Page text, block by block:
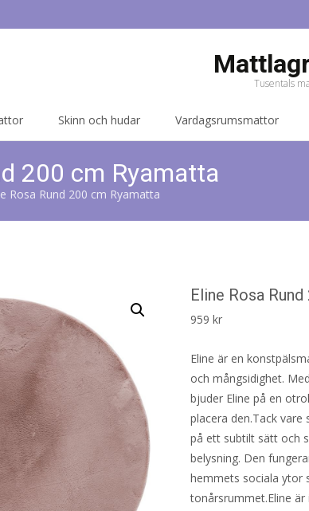
Tusentals
Skinn och hudar Vardagsrumsmattor
200 cm Ryamatta
Rosa Rund 200 cm Ryamatta
Eline Rosa
959kr
Eline är en
och mångsidighet.
bjuder Eline på en
placera den.Tack
på ett subtilt sätt och
belysning. Den
hemmets sociala ytor
tonårsrummet.Eline